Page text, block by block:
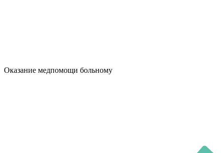
Оказание медпомощи больному